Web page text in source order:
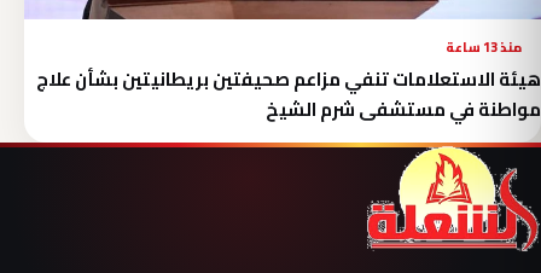
منذ 13 ساعة
هيئة الاستعلامات تنفي مزاعم صحيفتين بريطانيتين بشأن علاج
مواطنة في مستشفى شرم الشيخ